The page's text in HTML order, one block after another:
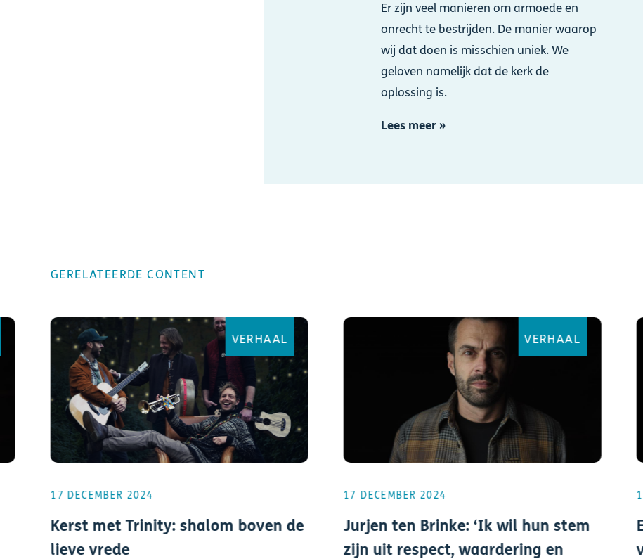
Er zijn veel manieren om armoede en
onrecht te bestrijden. De manier waarop
wij dat doen is misschien uniek. We
geloven namelijk dat de kerk de
oplossing is.
Lees meer »
GERELATEERDE CONTENT
VERHAAL
17 DECEMBER 2024
Kerst met Trinity: shalom boven de
lieve vrede
VERHAAL
17 DECEMBER 2024
Jurjen ten Brinke: ‘Ik wil hun stem
zijn uit respect, waardering en